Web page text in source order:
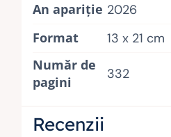
An apariție 2026
Format
13 x 21 cm
Număr de
pagini
332
Recenzii